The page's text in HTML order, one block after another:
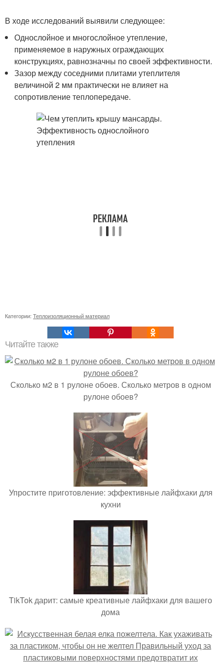
В ходе исследований выявили следующее:
Однослойное и многослойное утепление,
применяемое в наружных ограждающих
конструкциях, равнозначны по своей эффективности.
Зазор между соседними плитами утеплителя
величиной 2 мм практически не влияет на
сопротивление теплопередаче.
Категории: Теплоизоляционный материал
Читайте также
Сколько м2 в 1 рулоне обоев. Сколько метров в одном
рулоне обоев?
Упростите приготовление: эффективные лайфхаки для
кухни
TikTok дарит: самые креативные лайфхаки для вашего
дома